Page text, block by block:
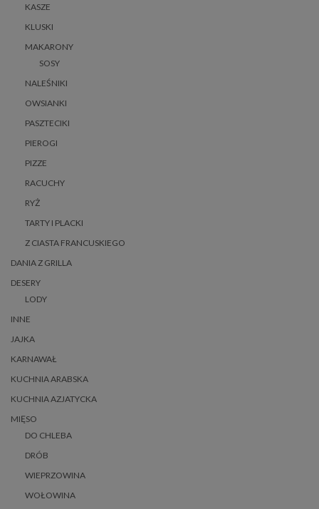
KASZE
KLUSKI
MAKARONY
SOSY
NALEŚNIKI
OWSIANKI
PASZTECIKI
PIEROGI
PIZZE
RACUCHY
RYŻ
TARTY I PLACKI
Z CIASTA FRANCUSKIEGO
DANIA Z GRILLA
DESERY
LODY
INNE
JAJKA
KARNAWAŁ
KUCHNIA ARABSKA
KUCHNIA AZJATYCKA
MIĘSO
DO CHLEBA
DRÓB
WIEPRZOWINA
WOŁOWINA